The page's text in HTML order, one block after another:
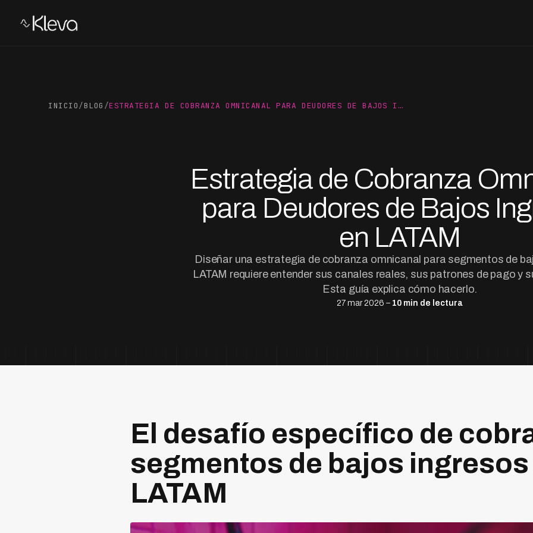
INICIO/BLOG /ESTRATEGIA DE COBRANZA OMNICANAL PARA DEUDORES DE BAJOS I…
Estrategia de Cobranza
para Deudores de Bajos
en LATAM
Diseñar una estrategia de cobranza omnicanal para segmentos de
LATAM requiere entender sus canales reales, sus patrones de pago y
Esta guía explica cómo hacerlo.
27 mar 2026 – 10 min de lectura
El desafío específico de
segmentos de bajos ingresos
LATAM